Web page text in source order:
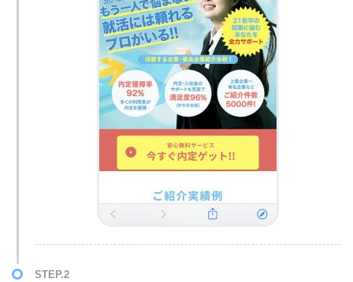
STEP.2